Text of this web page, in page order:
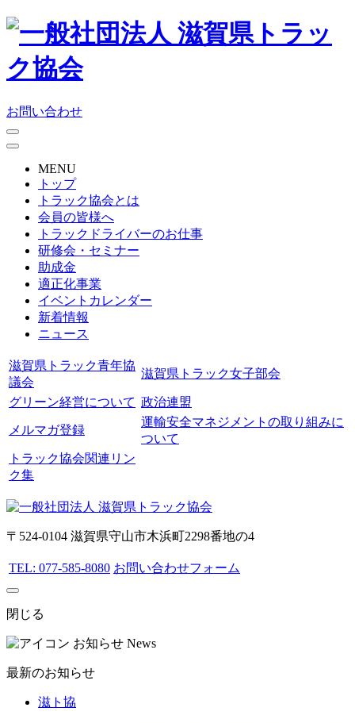
お問い合わせ
MENU
トップ
トラック協会とは
会員の皆様へ
トラックドライバーのお仕事
研修会・セミナー
助成金
適正化事業
イベントカレンダー
新着情報
ニュース
滋賀県トラック青年協
議会
滋賀県トラック女子部会
グリーン経営について 政治連盟
メルマガ登録
運輸安全マネジメントの取り組みに
ついて
トラック協会関連リン
ク集
〒524-0104 滋賀県守山市木浜町2298番地の4
TEL: 077-585-8080 お問い合わせフォーム
閉じる
お知らせ News
最新のお知らせ
滋ト協